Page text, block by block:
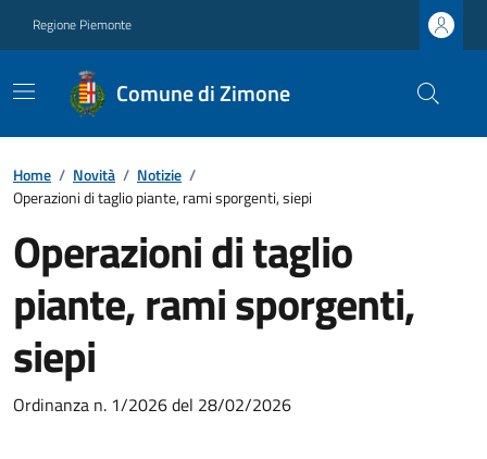
Regione Piemonte
Comune di Zimone
Home / Novità / Notizie /
Operazioni di taglio piante, rami sporgenti, siepi
Operazioni di taglio
piante, rami sporgenti,
siepi
Ordinanza n. 1/2026 del 28/02/2026